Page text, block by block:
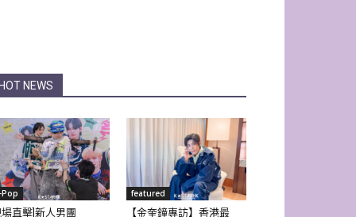
HOT NEWS
Pop
場直擊]新人男團
featured
【金奎鐘專訪】香港最